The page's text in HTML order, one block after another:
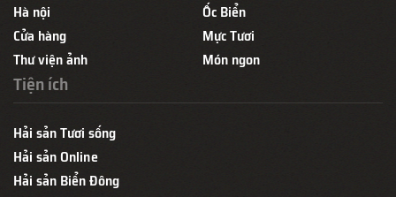
Hà nội
Cửa hàng
Thư viện ảnh
Ốc Biển
Mực Tươi
Món ngon
Tiện ích
Hải sản Tươi sống
Hải sản Online
Hải sản Biển Đông